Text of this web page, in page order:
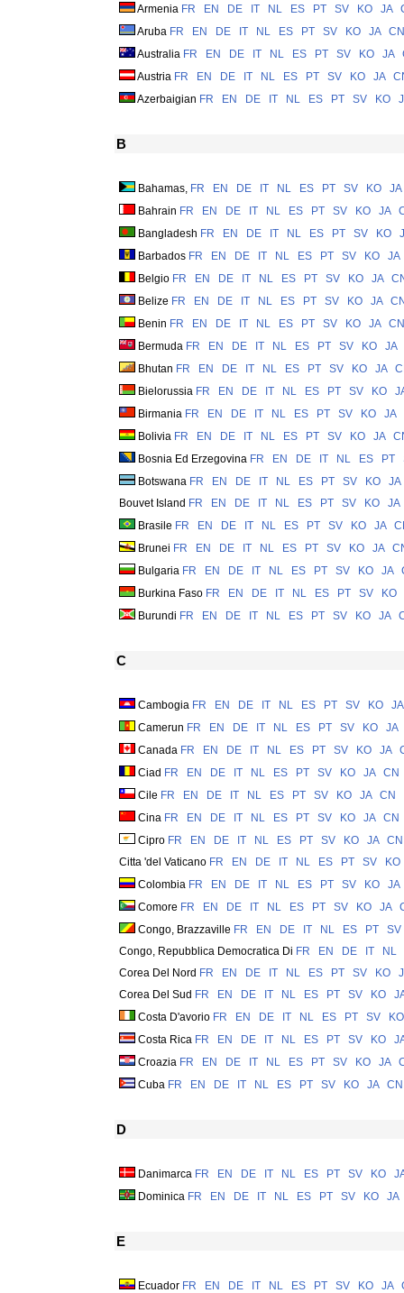
Armenia FR EN DE IT NL ES PT SV KO JA
Aruba FR EN DE IT NL ES PT SV KO JA
CN
Australia FR EN DE IT NL ES PT SV KO JA
Austria FR EN DE IT NL ES PT SV KO JA
Azerbaigian FR EN DE IT NL ES PT SV KO
B
Bahamas, FR EN DE IT NL ES PT SV KO
JA
Bahrain FR EN DE IT NL ES PT SV KO JA
Bangladesh FR EN DE IT NL ES PT SV KO
Barbados FR EN DE IT NL ES PT SV KO
JA
Belgio FR EN DE IT NL ES PT SV KO JA
Belize FR EN DE IT NL ES PT SV KO JA
Benin FR EN DE IT NL ES PT SV KO JA
CN
Bermuda FR EN DE IT NL ES PT SV KO
JA
Bhutan FR EN DE IT NL ES PT SV KO JA
Bielorussia FR EN DE IT NL ES PT SV KO
Birmania FR EN DE IT NL ES PT SV KO
JA
Bolivia FR EN DE IT NL ES PT SV KO JA
Bosnia Ed Erzegovina FR EN DE IT NL ES PT
Botswana FR EN DE IT NL ES PT SV KO
JA
Bouvet Island FR EN DE IT NL ES PT SV KO
JA
Brasile FR EN DE IT NL ES PT SV KO JA
Brunei FR EN DE IT NL ES PT SV KO JA
Bulgaria FR EN DE IT NL ES PT SV KO JA
Burkina Faso FR EN DE IT NL ES PT SV
KO
Burundi FR EN DE IT NL ES PT SV KO JA
C
Cambogia FR EN DE IT NL ES PT SV KO
JA
Camerun FR EN DE IT NL ES PT SV KO
JA
Canada FR EN DE IT NL ES PT SV KO JA
Ciad FR EN DE IT NL ES PT SV KO JA
CN
Cile FR EN DE IT NL ES PT SV KO JA
CN
Cina FR EN DE IT NL ES PT SV KO JA
CN
Cipro FR EN DE IT NL ES PT SV KO JA
CN
Citta 'del Vaticano FR EN DE IT NL ES PT SV
KO
Colombia FR EN DE IT NL ES PT SV KO
JA
Comore FR EN DE IT NL ES PT SV KO JA
Congo, Brazzaville FR EN DE IT NL ES PT
SV
Congo, Repubblica Democratica Di FR EN DE IT
NL
Corea Del Nord FR EN DE IT NL ES PT SV KO
Corea Del Sud FR EN DE IT NL ES PT SV KO
Costa D'avorio FR EN DE IT NL ES PT SV
KO
Costa Rica FR EN DE IT NL ES PT SV KO
Croazia FR EN DE IT NL ES PT SV KO JA
Cuba FR EN DE IT NL ES PT SV KO JA CN
D
Danimarca FR EN DE IT NL ES PT SV KO
Dominica FR EN DE IT NL ES PT SV KO JA
E
Ecuador FR EN DE IT NL ES PT SV KO JA